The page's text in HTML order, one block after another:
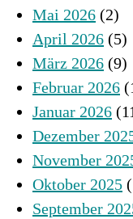
Mai 2026 (2)
April 2026 (5)
März 2026 (9)
Februar 2026
Januar 2026
Dezember
November
Oktober 2025
September